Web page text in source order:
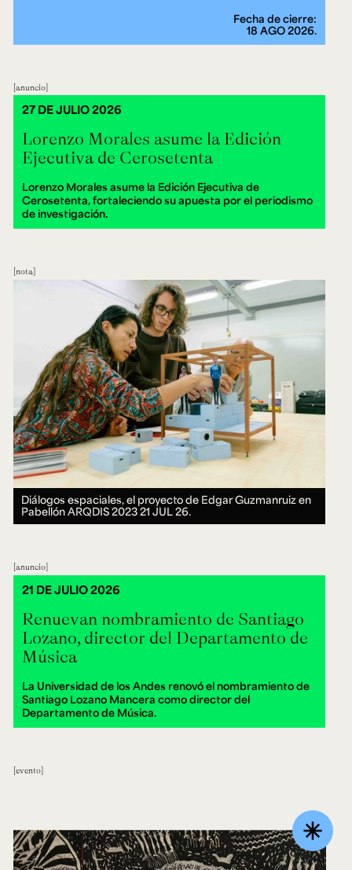
Fecha de cierre:
18 AGO 2026.
anuncio
Lorenzo Morales asume la Edición
Ejecutiva de Cerosetenta
Lorenzo Morales asume la Edición Ejecutiva de
Cerosetenta, fortaleciendo su apuesta por el periodismo
de investigación.
27 DE JULIO 2026
nota
Diálogos espaciales, el proyecto de Edgar Guzmanruiz en
Pabellón ARQDIS 202321 JUL 26.
anuncio
Renuevan nombramiento de Santiago
Lozano, director del Departamento de
Música
La Universidad de los Andes renovó el nombramiento de
Santiago Lozano Mancera como director del
Departamento de Música.
21 DE JULIO 2026
evento
asterisk